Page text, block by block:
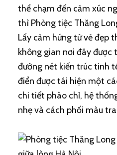
thể chạm đến cảm xúc
thì Phòng tiệc Thăng
Lấy cảm hứng từ vẻ đẹp
không gian nơi đây được
đường nét kiến trúc tinh
điển được tái hiện một
chi tiết phào chỉ, hệ
nhẹ và cách phối màu